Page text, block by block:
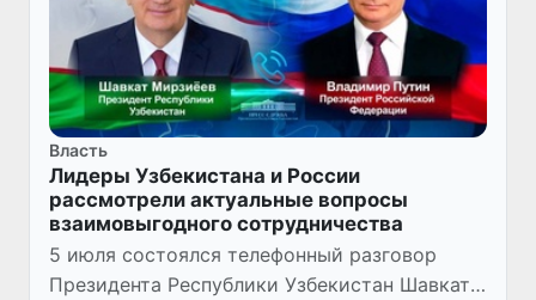
Власть
Лидеры Узбекистана и России
рассмотрели актуальные вопросы
взаимовыгодного сотрудничества
5 июля состоялся телефонный разговор
Президента Республики Узбекистан Шавката